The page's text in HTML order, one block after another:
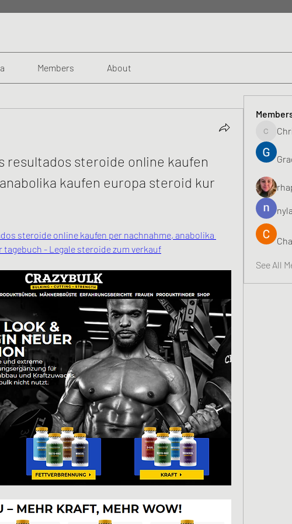
Members About
resultados steroide online kaufen
kaufen europa steroid kur
steroide online kaufen per nachnahme, anabolika
- Legale steroide zum verkauf
Chris
See All